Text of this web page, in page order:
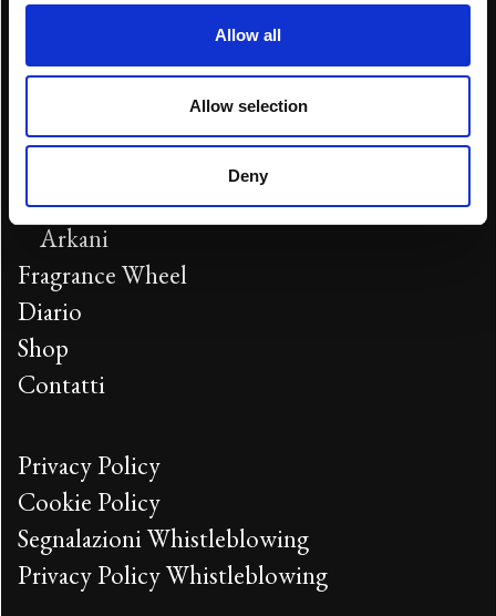
Allow all
Allow selection
Deny
Collezioni
Green
Anime del Castello
Arkani
Fragrance Wheel
Diario
Shop
Contatti
Privacy Policy
Cookie Policy
Segnalazioni Whistleblowing
Privacy Policy Whistleblowing